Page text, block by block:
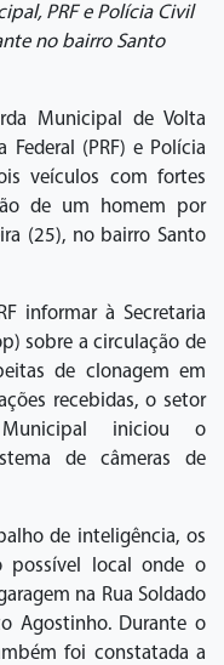
PRF e Polícia Civil
no bairro Santo
Municipal de Volta
Federal (PRF) e Polícia
veículos com fortes
de um homem por
(25), no bairro Santo
informar à Secretaria
sobre a circulação de
de clonagem em
recebidas, o setor
iniciou o
de câmeras de
de inteligência, os
possível local onde o
na Rua Soldado
Agostinho. Durante o
foi constatada a